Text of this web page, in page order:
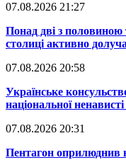
07.08.2026 21:27
​Понад дві з половиною
столиці активно
07.08.2026 20:58
​Українське
національної
07.08.2026 20:31
​Пентагон оприлюднив